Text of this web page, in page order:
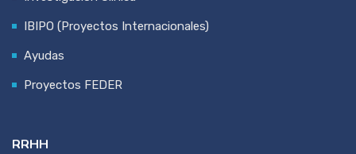
IBIPO (Proyectos Internacionales)
Ayudas
Proyectos FEDER
RRHH